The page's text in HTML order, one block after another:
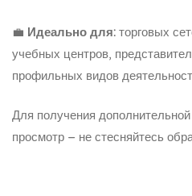
💼 Идеально для: торговых
учебных центров,
профильных видов
Для получения
просмотр – не стесняйтесь